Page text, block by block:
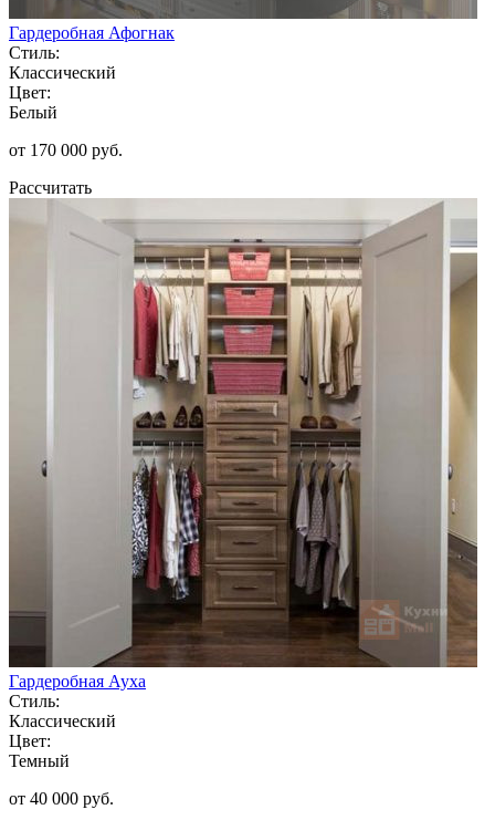
Гардеробная Афогнак
Стиль:
Классический
Цвет:
Белый
от 170 000 руб.
Рассчитать
Гардеробная Ауха
Стиль:
Классический
Цвет:
Темный
от 40 000 руб.